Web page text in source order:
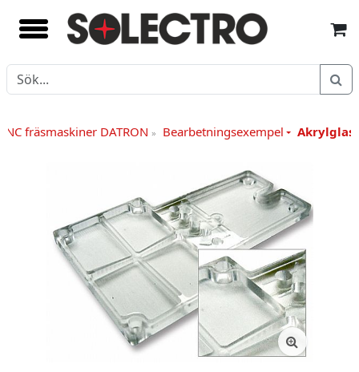
fräsmaskiner DATRON» Bearbetningsexempel Akrylglas